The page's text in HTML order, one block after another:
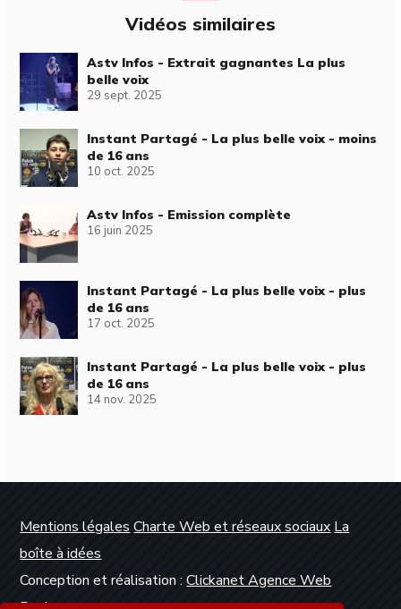
Vidéos similaires
Astv Infos - Extrait gagnantes La plus
belle voix
29 sept. 2025
Instant Partagé - La plus belle voix - moins
de 16 ans
10 oct. 2025
Astv Infos - Emission complète
16 juin 2025
Instant Partagé - La plus belle voix - plus
de 16 ans
17 oct. 2025
Instant Partagé - La plus belle voix - plus
de 16 ans
14 nov. 2025
Mentions légales Charte Web et réseaux sociaux La
boîte à idées
Conception et réalisation :Clickanet Agence Web